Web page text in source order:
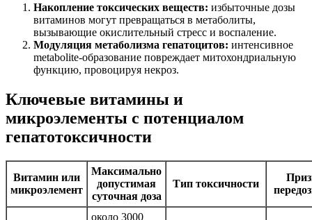
Накопление токсических веществ: избыточные дозы
витаминов могут превращаться в метаболиты,
вызывающие окислительный стресс и воспаление.
Модуляция метаболизма гепатоцитов: интенсивное
metabolite-образование повреждает митохондриальную
функцию, провоцируя некроз.
Ключевые витамины и
микроэлементы с потенциалом
гепатотоксичности
Витамин или
микроэлемент
Максимально
допустимая
суточная доза
Тип токсичности
около 3000